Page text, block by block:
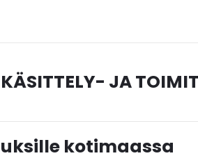
JA
kotimaassa